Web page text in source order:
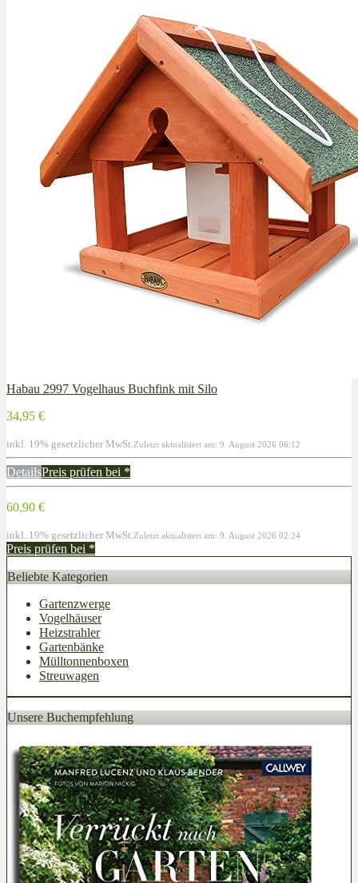
Habau 2997 Vogelhaus Buchfink mit Silo
34,95 €
inkl. 19% gesetzlicher MwSt. Zuletzt aktualisiert am: 9. August 2026 06:12
DetailsPreis prüfen bei *
60,90 €
inkl. 19% gesetzlicher MwSt. Zuletzt aktualisiert am: 9. August 2026 02:24
Preis prüfen bei *
Beliebte Kategorien
Gartenzwerge
Vogelhäuser
Heizstrahler
Gartenbänke
Mülltonnenboxen
Streuwagen
Unsere Buchempfehlung